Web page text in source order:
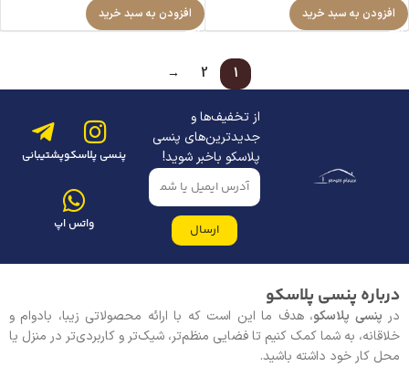
افزودن به سبد خرید افزودن به سبد خرید
1
2
→
از تخفیف‌ها و
جدیدترین‌های پنسی
پلاسکو باخبر شوید!
ارسال
پنسی پلاسکوپشتیبانی
واتس اپ
درباره پنسی پلاسکو
در پنسی پلاسکو، هدف ما این است که با ارائه محصولاتی زیبا، بادوام و
خلاقانه، به شما کمک کنیم تا فضایی منظم‌تر، شیک‌تر و کاربردی‌تر در منزل یا
محل کار خود داشته باشید.